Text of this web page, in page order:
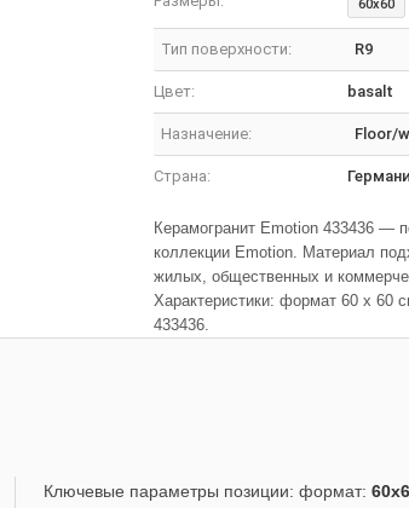
60x60
Тип поверхности: R9
Цвет: basalt
Назначение: Floor/
Страна:
Керамогранит Emotion 433436 —
коллекции Emotion. Материал
жилых, общественных и
Характеристики: формат 60 x 60
433436.
Ключевые параметры позиции: формат: